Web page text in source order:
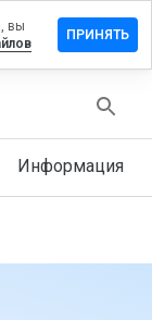
Информация
вы
ПРИНЯТЬ